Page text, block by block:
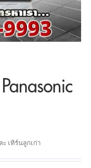
เทิร์นลูกเก่า